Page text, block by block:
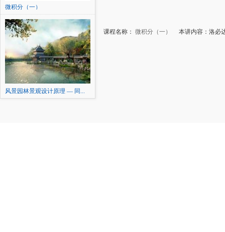
微积分（一）
风景园林景观设计原理 — 同...
课程名称： 微积分（一） 本讲内容：洛必